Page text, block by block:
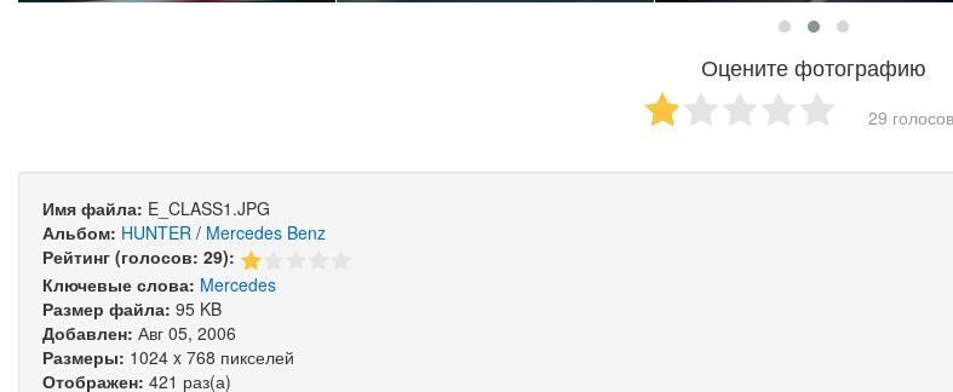
Оцените фотографию
29 голосов
Имя файла: E_CLASS1.JPG
Альбом: HUNTER / Mercedes Benz
Рейтинг (голосов: 29):
Ключевые слова: Mercedes
Размер файла: 95 KB
Добавлен: Авг 05, 2006
Размеры: 1024 x 768 пикселей
Отображен: 421 раз(а)